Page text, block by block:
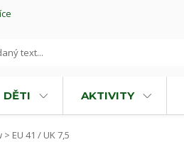
DĚTI AKTIVITY
EU 41 / UK 7,5